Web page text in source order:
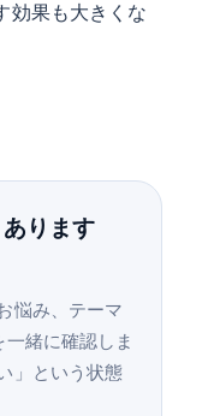
効果も大きくな
ります
悩み、テーマ
緒に確認しま
」という状態